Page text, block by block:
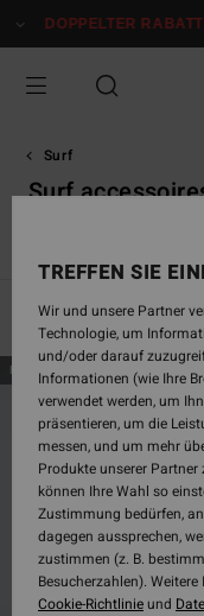
zur
Auswahl
springen
RABATT Extra
Surf
Surf
Filtern & Sortieren
Direkt
zu
Filterkriterien
springen
Überspringen
und
filtern
BRANDNEU
TREFFEN SIE
Wir und unsere Partner
Technologie, um
und/oder darauf
Informationen (wie Ihre
verwendet werden, um
präsentieren, um die
messen, und um mehr
Produkte unserer
können Ihre Wahl so
Zustimmung bedürfen,
dagegen aussprechen,
zustimmen (z. B.
Besucherzahlen).
Cookie-Richtlinieund